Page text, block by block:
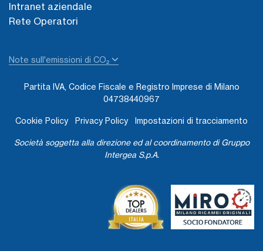
Intranet aziendale
Rete Operatori
Note sull'emissioni di CO₂
Partita IVA, Codice Fiscale e Registro Imprese di Milano
04738440967
Cookie Policy Privacy Policy Impostazioni di tracciamento
Società soggetta alla direzione ed al coordinamento di Gruppo
Intergea S.p.A.